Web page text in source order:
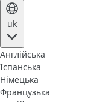
uk
Англійська
Іспанська
Німецька
Французька